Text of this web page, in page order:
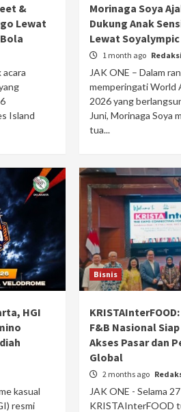
&
Lewat
acara
Island
Morinaga Soya
Dukung Anak
Lewat Soyalympic
1 month ago Redaksi
JAK ONE – Dalam
memperingati World
2026 yang
Juni, Morinaga Soya
tua...
HGI
kasual
resmi
Bisnis
F&B Nasional
Akses Pasar dan
Global
2 months ago
JAK ONE - Selama
KRISTAInterFOOD